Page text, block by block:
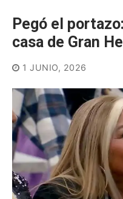
Pegó el
casa de Gran
1 JUNIO, 2026